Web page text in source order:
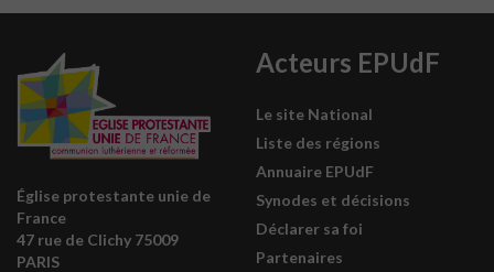
Église protestante unie de
France
47 rue de Clichy 75009
PARIS
Acteurs EPUdF
Le site National
Liste des régions
Annuaire EPUdF
Synodes et décisions
Déclarer sa foi
Partenaires